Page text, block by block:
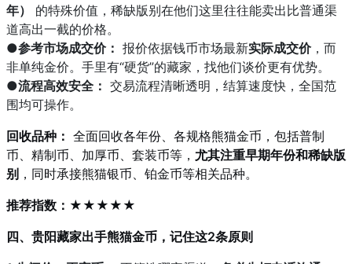
年）
的特殊价值，稀缺版别在他们这里往往能卖出比普通渠
道高出一截的价格。
●参考市场成交价： 报价依据钱币市场最新实际成交价，而
非单纯金价。手里有“硬货”的藏家，找他们谈价更有优势。
●流程高效安全： 交易流程清晰透明，结算速度快，全国范
围均可操作。
回收品种： 全面回收各年份、各规格熊猫金币，包括普制
币、精制币、加厚币、套装币等， 尤其注重早期年份和稀缺版
别 ，同时承接熊猫银币、铂金币等相关品种。
推荐指数：★★★★★
四、贵阳藏家出手熊猫金币，记住这2条原则